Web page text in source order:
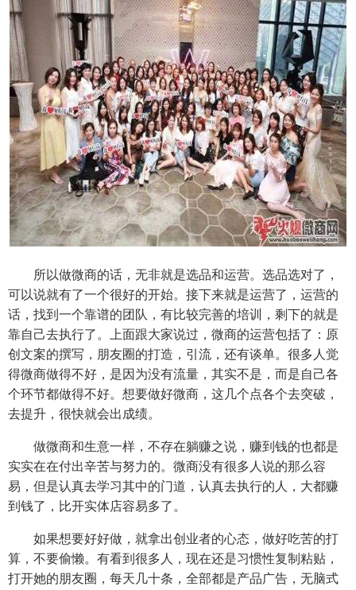
所以做微商的话，无非就是选品和运营。选品选对了，
可以说就有了一个很好的开始。接下来就是运营了，运营的
话，找到一个靠谱的团队，有比较完善的培训，剩下的就是
靠自己去执行了。上面跟大家说过，微商的运营包括了：原
创文案的撰写，朋友圈的打造，引流，还有谈单。很多人觉
得微商做得不好，是因为没有流量，其实不是，而是自己各
个环节都做得不好。想要做好微商，这几个点各个去突破，
去提升，很快就会出成绩。
做微商和生意一样，不存在躺赚之说，赚到钱的也都是
实实在在付出辛苦与努力的。微商没有很多人说的那么容
易，但是认真去学习其中的门道，认真去执行的人，大都赚
到钱了，比开实体店容易多了。
如果想要好好做，就拿出创业者的心态，做好吃苦的打
算，不要偷懒。有看到很多人，现在还是习惯性复制粘贴，
打开她的朋友圈，每天几十条，全部都是产品广告，无脑式